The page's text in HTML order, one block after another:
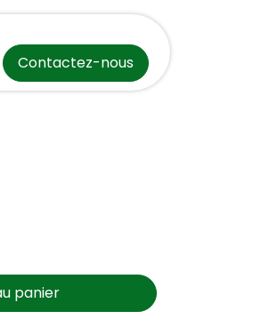
Aide Postes
Contactez-nous
panier